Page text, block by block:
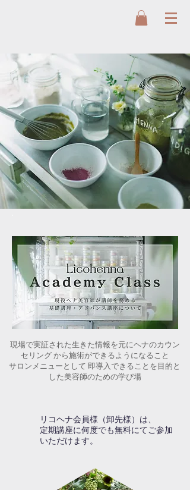
現場で実証された生きた情報を元にヘナのカウン
セリング から施術ができるようになること
サロンメニューとして 即導入できることを目的と
した美容師のための学び場
​リコヘナ会員様（卸先様）は、
定期講座に何度でも無料にてご参加
いただけます。